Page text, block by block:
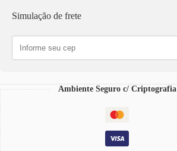
Corrente
Simulação de frete
Ambiente Seguro c/ Criptografia